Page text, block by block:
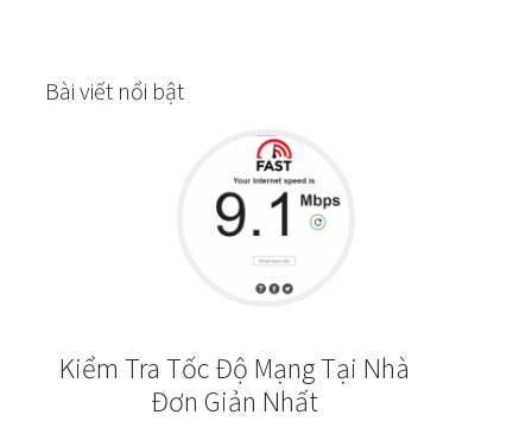
Bài viết nổi bật
Kiểm Tra Tốc Độ Mạng Tại Nhà
Đơn Giản Nhất